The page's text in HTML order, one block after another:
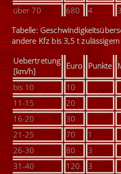
über 70
680 4
3
Tabelle:
andere Kfz bis 3,5 t
Uebertretung
[km/h]
Euro Punkte
bis 10
10
11-15
20
16-20
30
21-25
70
1
26-30
80
3
31-40
120
3